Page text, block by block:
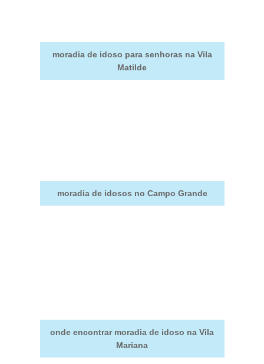
moradia de idoso para senhoras na Vila
Matilde
moradia de idosos no Campo Grande
onde encontrar moradia de idoso na Vila
Mariana